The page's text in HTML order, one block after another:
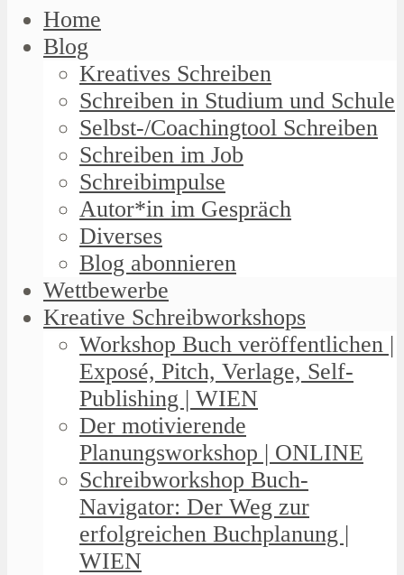
Home
Blog
Kreatives Schreiben
Schreiben in Studium und Schule
Selbst-/Coachingtool Schreiben
Schreiben im Job
Schreibimpulse
Autor*in im Gespräch
Diverses
Blog abonnieren
Wettbewerbe
Kreative Schreibworkshops
Workshop Buch veröffentlichen |
Exposé, Pitch, Verlage, Self-
Publishing | WIEN
Der motivierende
Planungsworkshop | ONLINE
Schreibworkshop Buch-
Navigator: Der Weg zur
erfolgreichen Buchplanung |
WIEN